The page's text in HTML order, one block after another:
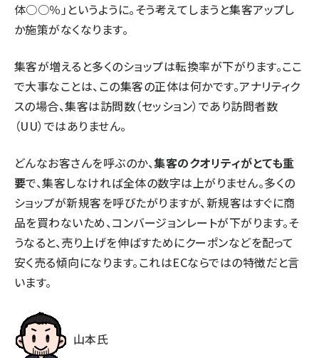
体○○％」というように。そう考えてしまうと集客アップし
か施策がなくなります。
集客が増えると多くのショップは転換率が下がります。ここ
で大事なことは、この集客の正体は何かです。アナリティク
スの場合、集客は訪問数（セッション）であり訪問者数
（UU）ではありません。
どんなお客さんを呼ぶのか、集客のクオリティがとても重
要で、集客しなければ全体の数字は上がりません。多くの
ショップが新規客を呼びたがりますが、新規客はすぐに商
品を買わないため、コンバージョンレートが下がります。そ
うなると、売り上げを伸ばすためにクーポンなどを配って
安く売る傾向になります。これはECならではの特徴だと言
います。
山本氏